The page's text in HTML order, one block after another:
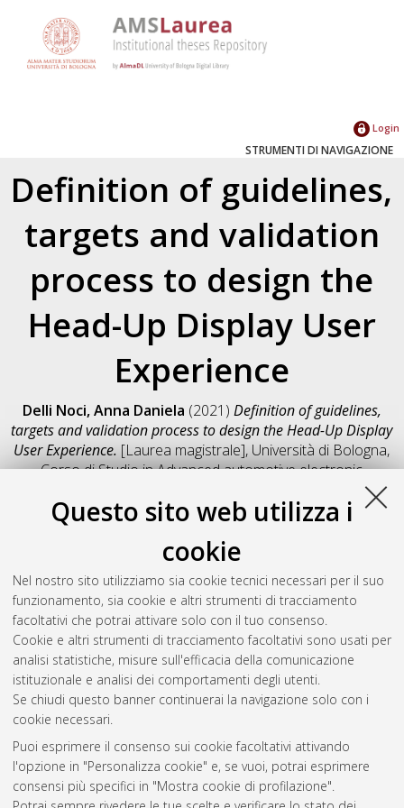
Questo sito web utilizza i
cookie
Nel nostro sito utilizziamo sia cookie tecnici necessari per il suo
funzionamento, sia cookie e altri strumenti di tracciamento
facoltativi che potrai attivare solo con il tuo consenso.
Cookie e altri strumenti di tracciamento facoltativi sono usati per
analisi statistiche, misure sull'efficacia della comunicazione
istituzionale e analisi dei comportamenti degli utenti.
Se chiudi questo banner continuerai la navigazione solo con i
cookie necessari.
Puoi esprimere il consenso sui cookie facoltativi attivando
l'opzione in "Personalizza cookie" e, se vuoi, potrai esprimere
consensi più specifici in "Mostra cookie di profilazione".
Login
STRUMENTI DI NAVIGAZIONE
Definition of guidelines,
targets and validation
process to design the
Head-Up Display User
Experience
Delli Noci, Anna Daniela (2021) Definition of guidelines,
targets and validation process to design the Head-Up Display
User Experience. [Laurea magistrale], Università di Bologna,
Corso di Studio inAdvanced automotive electronic
, Documento full-text non disponibile
Salva citazione
Condividi
Il full-text non è disponibile per scelta dell'autore. (
Abstract
Altri metadati
Gestione del documento:
Atom
Rss 1.0